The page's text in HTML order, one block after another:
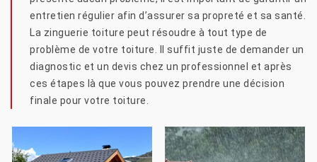
entretien régulier afin d’assurer sa propreté et sa santé.
La zinguerie toiture peut résoudre à tout type de
problème de votre toiture. Il suffit juste de demander un
diagnostic et un devis chez un professionnel et après
ces étapes là que vous pouvez prendre une décision
finale pour votre toiture.